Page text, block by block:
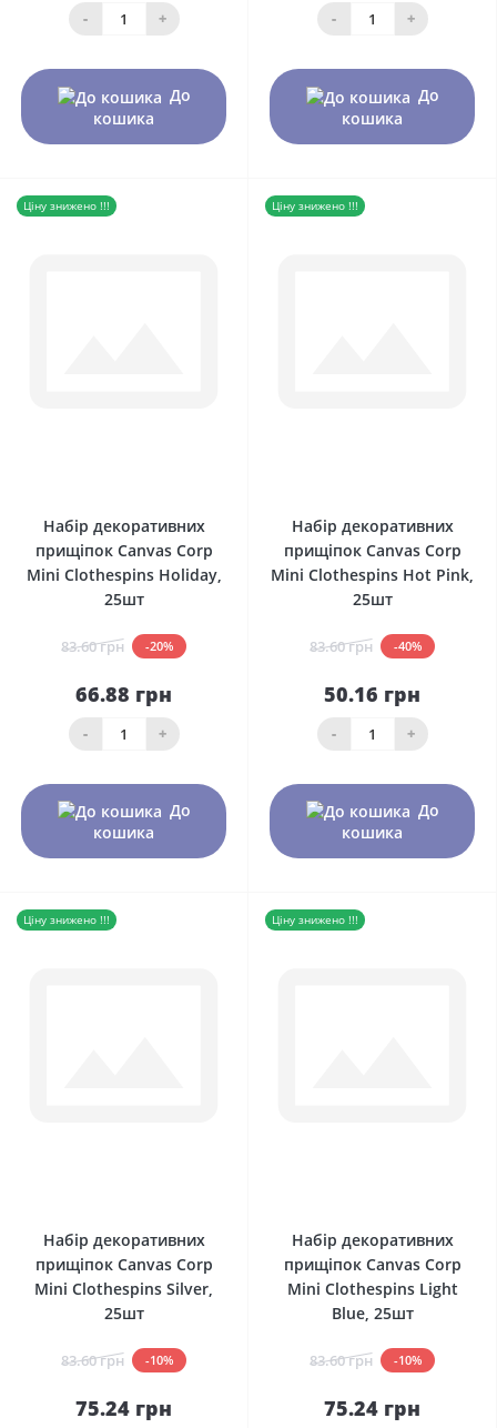
- +
До
кошика
- +
До
кошика
Ціну знижено !!!
Набір декоративних
прищіпок Canvas Corp
Mini Clothespins Holiday,
25шт
83.60 грн -20%
66.88 грн
- +
До
кошика
Ціну знижено !!!
Набір декоративних
прищіпок Canvas Corp
Mini Clothespins Hot Pink,
25шт
83.60 грн -40%
50.16 грн
- +
До
кошика
Ціну знижено !!!
Набір декоративних
прищіпок Canvas Corp
Mini Clothespins Silver,
25шт
83.60 грн -10%
75.24 грн
Ціну знижено !!!
Набір декоративних
прищіпок Canvas Corp
Mini Clothespins Light
Blue, 25шт
83.60 грн -10%
75.24 грн